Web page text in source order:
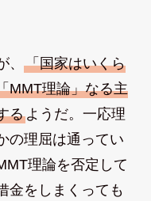
「国家はいくら
MMT理論」なる主
るようだ。一応理
の理屈は通ってい
理論を否定して
金をしまくっても